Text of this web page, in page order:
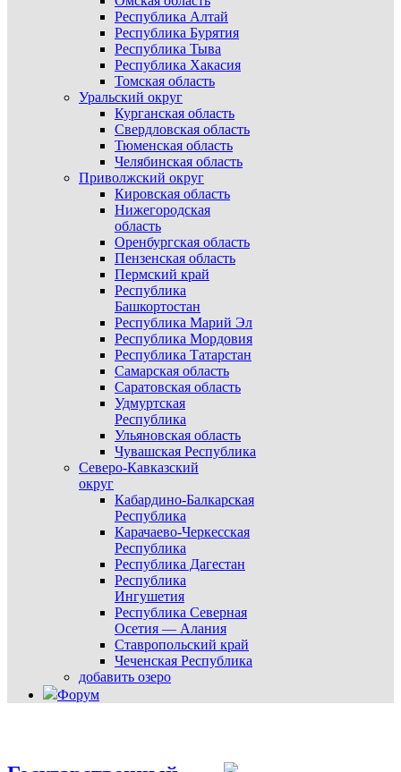
Республика Алтай
Республика Бурятия
Республика Тыва
Республика Хакасия
Томская область
Уральский округ
Курганская область
Свердловская область
Тюменская область
Челябинская область
Приволжский округ
Кировская область
Нижегородская
область
Оренбургская область
Пензенская область
Пермский край
Республика
Башкортостан
Республика Марий Эл
Республика Мордовия
Республика Татарстан
Самарская область
Саратовская область
Удмуртская
Республика
Ульяновская область
Чувашская Республика
Северо-Кавказский
округ
Кабардино-Балкарская
Республика
Карачаево-Черкесская
Республика
Республика Дагестан
Республика
Ингушетия
Республика Северная
Осетия — Алания
Ставропольский край
Чеченская Республика
добавить озеро
Форум